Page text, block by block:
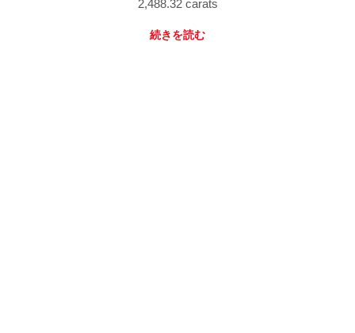
2,488.32 carats
続きを読む